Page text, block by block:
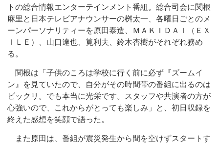
トの総合情報エンターテインメント番組。総合司会に関根
麻里と日本テレビアナウンサーの桝太一、各曜日ごとのメ
ーンパーソナリティーを原田泰造、ＭＡＫＩＤＡＩ（ＥＸ
ＩＬＥ）、山口達也、筧利夫、鈴木杏樹がそれぞれ務め
る。
関根は「子供のころは学校に行く前に必ず『ズームイ
ン』を見ていたので、自分がその時間帯の番組に出るのは
ビックリ。でも本当に光栄です。スタッフや共演者の方が
心強いので、これからがとっても楽しみ」と、初日収録を
終えた感想を笑顔で語った。
また原田は、番組が震災発生から間を空けずスタートす